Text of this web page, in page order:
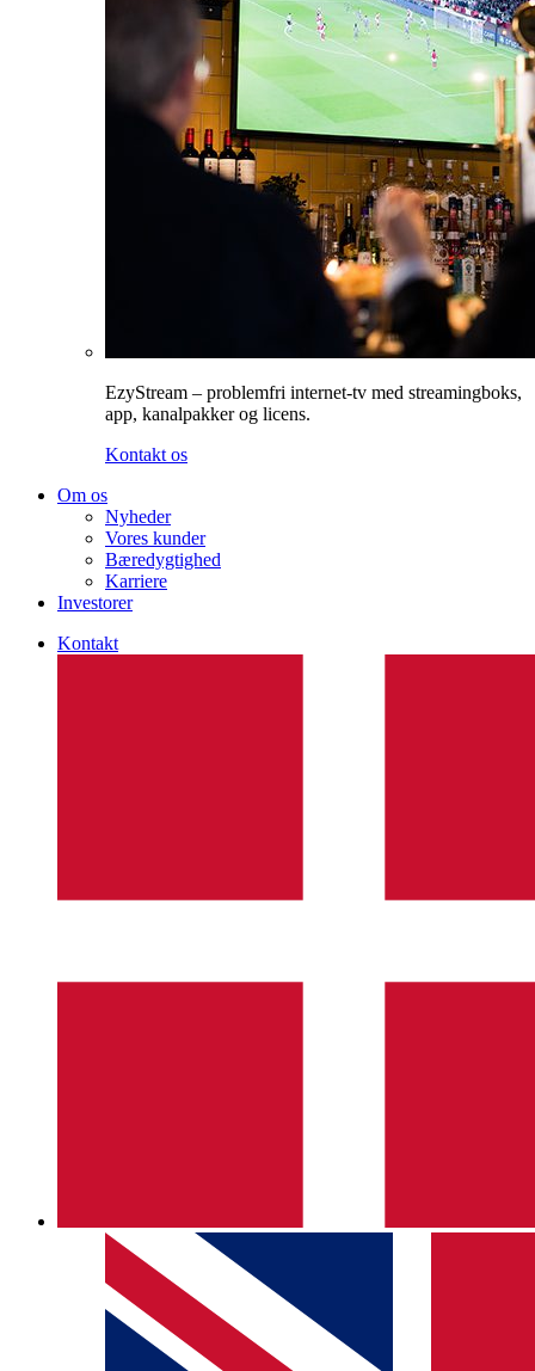
EzyStream – problemfri internet-tv med streamingboks,
app, kanalpakker og licens.
Kontakt os
Om os
Nyheder
Vores kunder
Bæredygtighed
Karriere
Investorer
Kontakt